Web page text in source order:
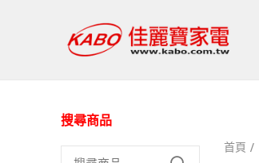
搜尋商品
首頁